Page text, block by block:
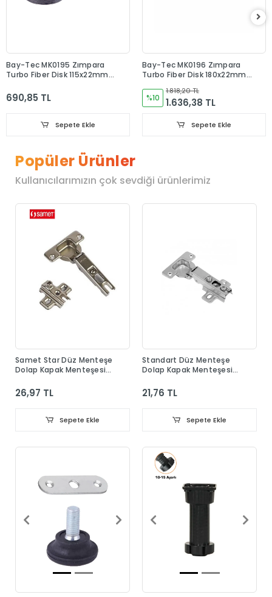
Bay-Tec MK0195 Zımpara
Turbo Fiber Disk 115x22mm
690,85 TL
Sepete Ekle
Bay-Tec MK0196 Zımpara
Turbo Fiber Disk 180x22mm
%10
1.818,20 TL
1.636,38 TL
Sepete Ekle
Popüler Ürünler
Kullanıcılarımızın çok sevdiği ürünlerimiz
Samet Star Düz Menteşe
Dolap Kapak Menteşesi
26,97 TL
Sepete Ekle
Standart Düz Menteşe
Dolap Kapak Menteşesi
21,76 TL
Sepete Ekle